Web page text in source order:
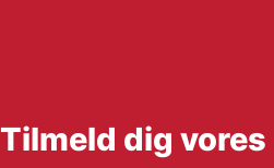
Tilmeld dig vores